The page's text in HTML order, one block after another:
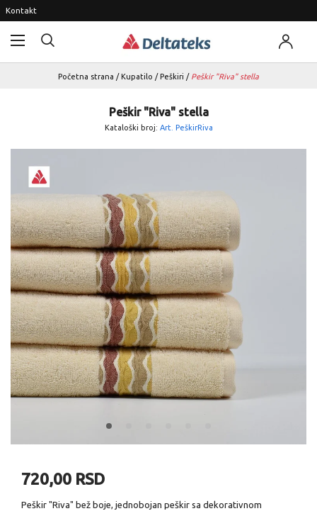
Kontakt
Početna strana / Kupatilo / Peškiri / Peškir "Riva" stella
Peškir "Riva" stella
Kataloški broj: Art. PeškirRiva
720,00 RSD
Peškir "Riva" bež boje, jednobojan peškir sa dekorativnom